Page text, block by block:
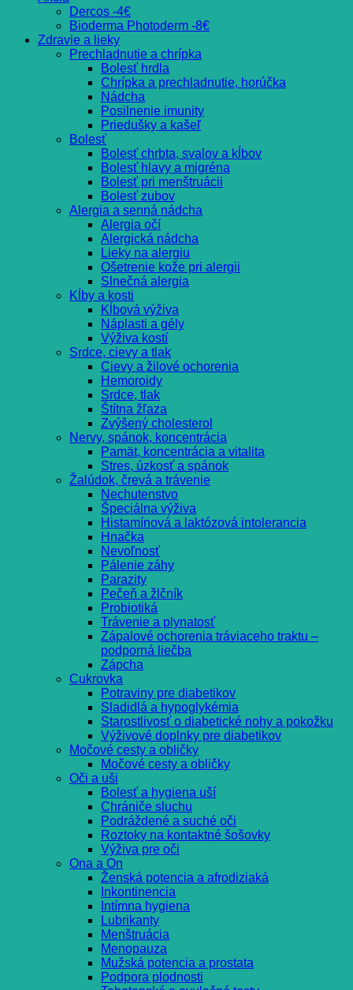
Dercos -4€
Bioderma Photoderm -8€
Zdravie a lieky
Prechladnutie a chrípka
Bolesť hrdla
Chrípka a prechladnutie, horúčka
Nádcha
Posilnenie imunity
Priedušky a kašeľ
Bolesť
Bolesť chrbta, svalov a kĺbov
Bolesť hlavy a migréna
Bolesť pri menštruácii
Bolesť zubov
Alergia a senná nádcha
Alergia očí
Alergická nádcha
Lieky na alergiu
Ošetrenie kože pri alergii
Slnečná alergia
Kĺby a kosti
Kĺbová výživa
Náplasti a gély
Výživa kostí
Srdce, cievy a tlak
Cievy a žilové ochorenia
Hemoroidy
Srdce, tlak
Štítna žľaza
Zvýšený cholesterol
Nervy, spánok, koncentrácia
Pamät, koncentrácia a vitalita
Stres, úzkosť a spánok
Žalúdok, črevá a trávenie
Nechutenstvo
Špeciálna výživa
Histamínová a laktózová intolerancia
Hnačka
Nevoľnosť
Pálenie záhy
Parazity
Pečeň a žlčník
Probiotiká
Trávenie a plynatosť
Zápalové ochorenia tráviaceho traktu –
podporná liečba
Zápcha
Cukrovka
Potraviny pre diabetikov
Sladidlá a hypoglykémia
Starostlivosť o diabetické nohy a pokožku
Výživové doplnky pre diabetikov
Močové cesty a obličky
Močové cesty a obličky
Oči a uši
Bolesť a hygiena uší
Chrániče sluchu
Podráždené a suché oči
Roztoky na kontaktné šošovky
Výživa pre oči
Ona a On
Ženská potencia a afrodiziaká
Inkontinencia
Intímna hygiena
Lubrikanty
Menštruácia
Menopauza
Mužská potencia a prostata
Podpora plodnosti